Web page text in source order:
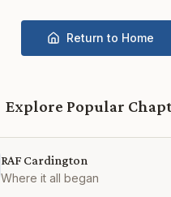
Return to Home
Explore Popular
RAF Cardington
Where it all began